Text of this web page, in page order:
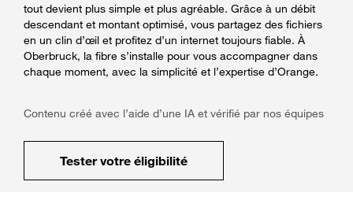
tout devient plus simple et plus agréable. Grâce à un débit
descendant et montant optimisé, vous partagez des fichiers
en un clin d’œil et profitez d’un internet toujours fiable. À
Oberbruck, la fibre s’installe pour vous accompagner dans
chaque moment, avec la simplicité et l’expertise d’Orange.
Contenu créé avec l’aide d’une IA et vérifié par nos équipes
Tester votre éligibilité